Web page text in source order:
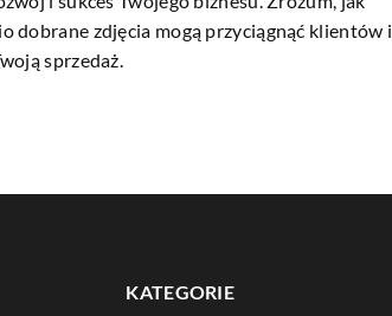
dobrane zdjęcia mogą przyciągnąć klientów i
sprzedaż.
KATEGORIE